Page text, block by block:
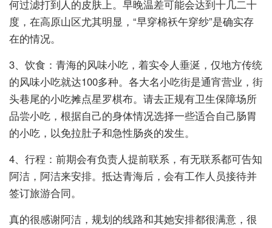
何过滤打到人的皮肤上。早晚温差可能会达到十几二十
度，在高原山区尤其明显，“早穿棉袄午穿纱”是确实存
在的情况。
3、饮食：青海的风味小吃，着实令人垂涎，仅地方传统
的风味小吃就达100多种。各大名小吃街是通宵营业，街
头巷尾的小吃摊点星罗棋布。请去正规有卫生保障场所
品尝小吃，根据自己的身体情况选择一些适合自己肠胃
的小吃，以免拉肚子和急性肠炎的发生。
4、行程：前期会有负责人提前联系，有无联系都可告知
阿洁，阿洁来安排。抵达青海后，会有工作人员接待并
签订旅游合同。
真的很感谢阿洁，规划的线路和其她安排都很满意，很